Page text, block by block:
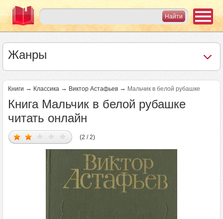
Жанры
Книги → Классика → Виктор Астафьев → Мальчик в белой рубашке
Книга Мальчик в белой рубашке
читать онлайн
(2 / 2)